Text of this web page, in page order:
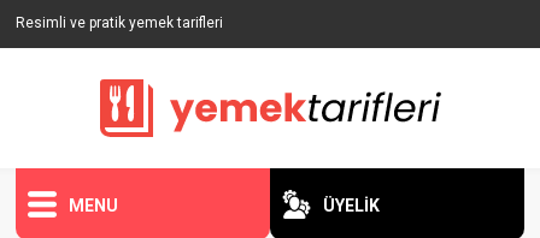
Resimli ve pratik yemek tarifleri
MENU ÜYELİK